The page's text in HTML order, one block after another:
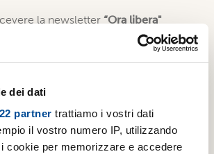
dei dati
partner trattiamo i vostri dati
il vostro numero IP, utilizzando
cookie per memorizzare e accedere
la newsletter “Ora libera"
la newsletter“Gut"(giovedì)
ed i termini di utilizzo dei